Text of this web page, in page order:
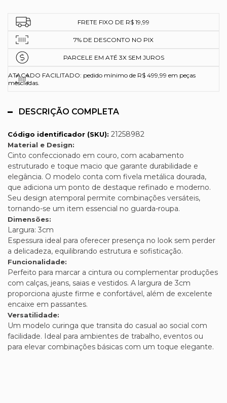
FRETE FIXO DE R$ 19,99
7% DE DESCONTO NO PIX
PARCELE EM ATÉ 3X SEM JUROS
ATACADO FACILITADO: pedido mínimo de R$ 499,99 em peças
mescladas.
DESCRIÇÃO COMPLETA
Código identificador (SKU): 21258982
Material e Design:
Cinto confeccionado em couro, com acabamento
estruturado e toque macio que garante durabilidade e
elegância. O modelo conta com fivela metálica dourada,
que adiciona um ponto de destaque refinado e moderno.
Seu design atemporal permite combinações versáteis,
tornando-se um item essencial no guarda-roupa.
Dimensões:
Largura: 3cm
Espessura ideal para oferecer presença no look sem perder
a delicadeza, equilibrando estrutura e sofisticação.
Funcionalidade:
Perfeito para marcar a cintura ou complementar produções
com calças, jeans, saias e vestidos. A largura de 3cm
proporciona ajuste firme e confortável, além de excelente
encaixe em passantes.
Versatilidade:
Um modelo curinga que transita do casual ao social com
facilidade. Ideal para ambientes de trabalho, eventos ou
para elevar combinações básicas com um toque elegante.